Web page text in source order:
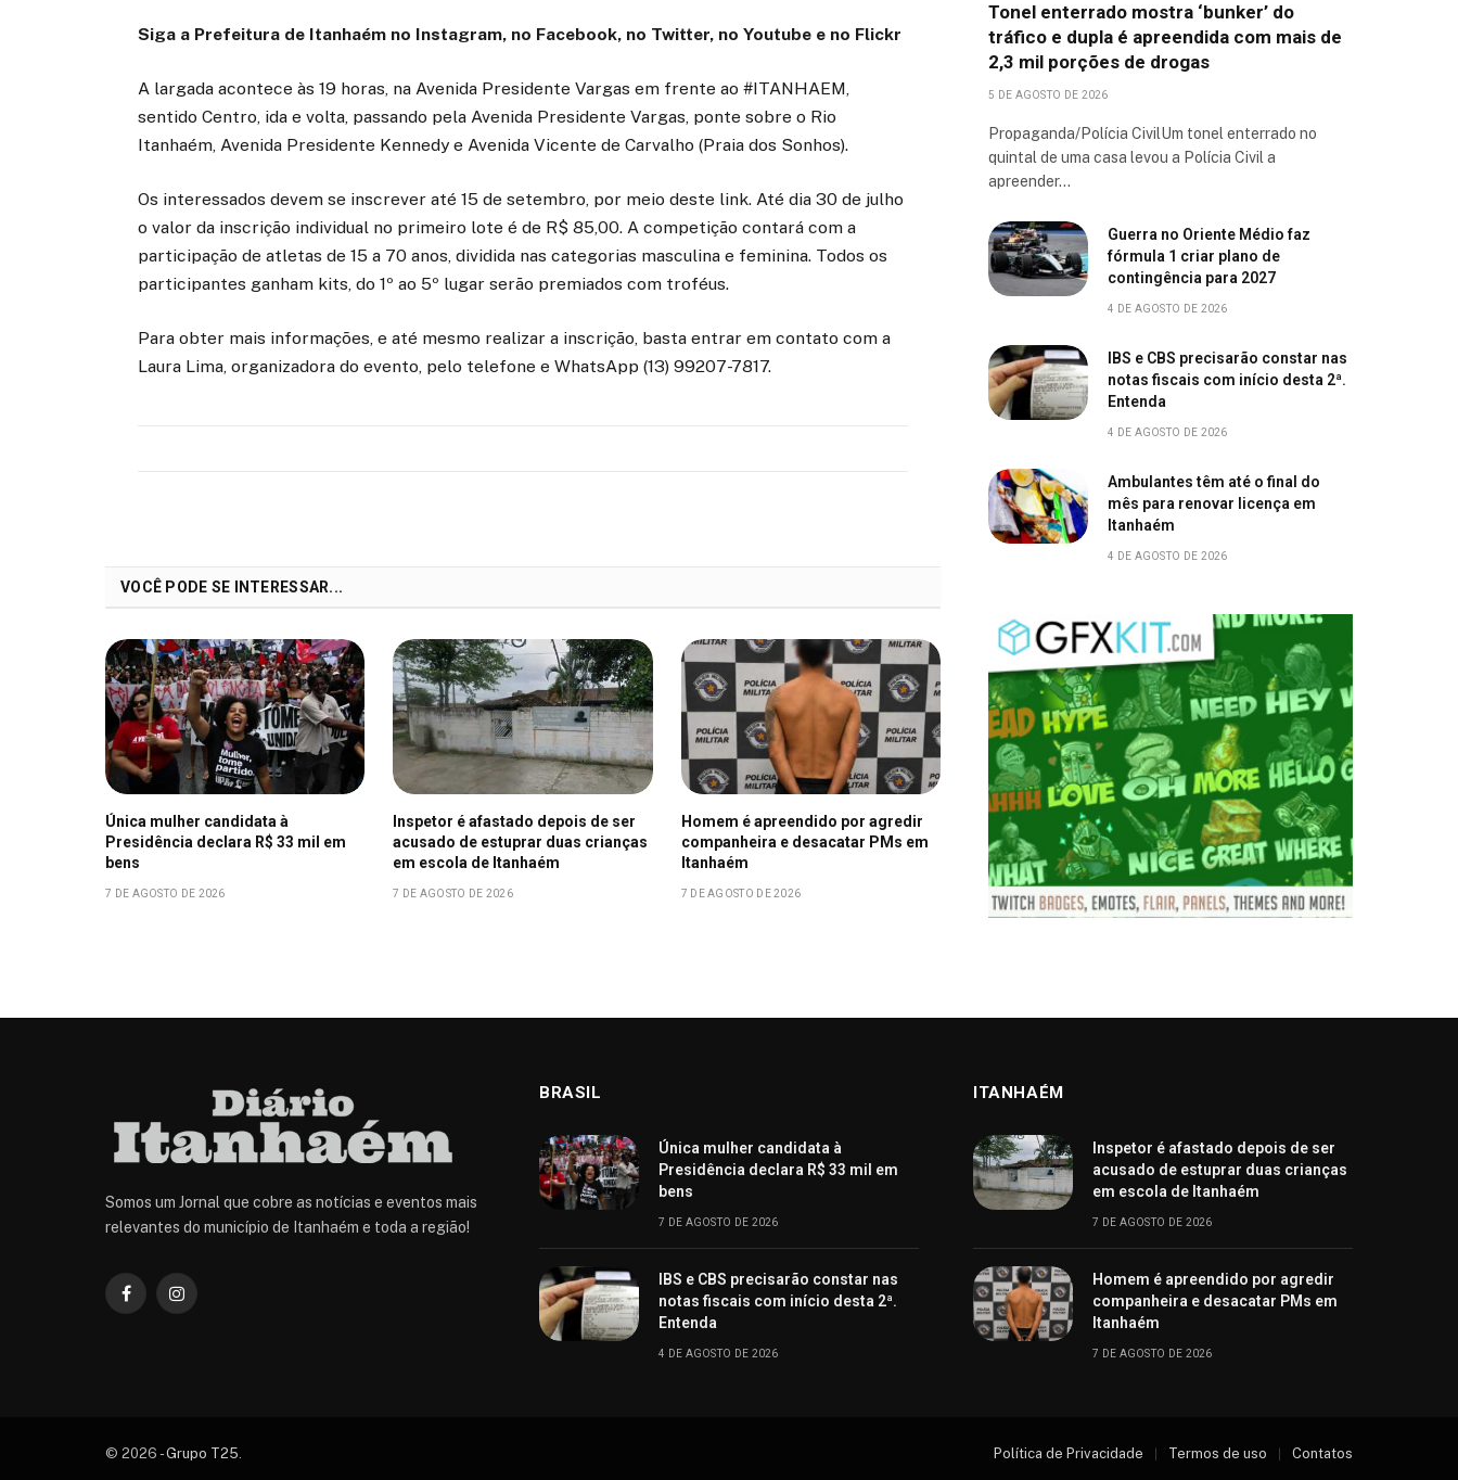
Siga a Prefeitura de Itanhaém no Instagram, no Facebook, no Twitter, noYoutube e no Flickr
A largada acontece às 19 horas, na Avenida Presidente Vargas em frente ao #ITANHAEM,
sentido Centro, ida e volta, passando pela Avenida Presidente Vargas, ponte sobre o Rio
Itanhaém, Avenida Presidente Kennedy e Avenida Vicente de Carvalho (Praia dos Sonhos).
Os interessados devem se inscrever até 15 de setembro, por meio deste link. Até dia 30 de julho
o valor da inscrição individual no primeiro lote é de R$ 85,00. A competição contará com a
participação de atletas de 15 a 70 anos, dividida nas categorias masculina e feminina. Todos os
participantes ganham kits, do 1º ao 5º lugar serão premiados com troféus.
Para obter mais informações, e até mesmo realizar a inscrição, basta entrar em contato com a
Laura Lima, organizadora do evento, pelo telefone e WhatsApp (13) 99207-7817.
VOCÊ PODE SE INTERESSAR...
Única mulher candidata à
Presidência declara R$ 33 mil em
bens
7 DE AGOSTO DE 2026
Inspetor é afastado depois de ser
acusado de estuprar duas crianças
em escola de Itanhaém
7 DE AGOSTO DE 2026
Homem é apreendido por agredir
companheira e desacatar PMs em
Itanhaém
7 DE AGOSTO DE 2026
Tonel enterrado mostra ‘bunker’ do
tráfico e dupla é apreendida com mais de
2,3 mil porções de drogas
5 DE AGOSTO DE 2026
Propaganda/Polícia CivilUm tonel enterrado no
quintal de uma casa levou a Polícia Civil a
apreender…
Guerra no Oriente Médio faz
fórmula 1 criar plano de
contingência para 2027
4 DE AGOSTO DE 2026
IBS e CBS precisarão constar nas
notas fiscais com início desta 2ª.
Entenda
4 DE AGOSTO DE 2026
Ambulantes têm até o final do
mês para renovar licença em
Itanhaém
4 DE AGOSTO DE 2026
Somos um Jornal que cobre as notícias e eventos mais
relevantes do município de Itanhaém e toda a região!
FacebookInstagram
BRASIL
Única mulher candidata à
Presidência declara R$ 33 mil em
bens
7 DE AGOSTO DE 2026
IBS e CBS precisarão constar nas
notas fiscais com início desta 2ª.
Entenda
4 DE AGOSTO DE 2026
ITANHAÉM
Inspetor é afastado depois de ser
acusado de estuprar duas crianças
em escola de Itanhaém
7 DE AGOSTO DE 2026
Homem é apreendido por agredir
companheira e desacatar PMs em
Itanhaém
7 DE AGOSTO DE 2026
© 2026 -Grupo T25 Política de Privacidade Termos de uso Contatos